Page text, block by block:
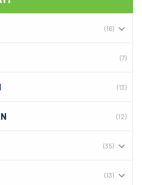
(16)
(7)
(13)
(12)
(35)
(13)